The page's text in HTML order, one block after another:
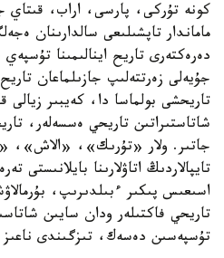
كونە تۇركى، پارسى، اراب، قىتاي
ماماندار تاپشىلىعى سالدارىنان
دەرەكتەرى تاريح اينالىمىنا
جۇيەلى زەرتتەلىپ جازىلماعان
تاريحشى بولماسا دا، كەيبىر زيالى
شاتاستىراتىن تاريحي ەسسەلەر،
جاتىر. ولار «تۇرىك»، «الاش»،
تايپالاردىڭ اتاۋلارىنا بايلانىستى
اسىعىس پىكىر ءبىلدىرىپ،
تاريحي فاكتىلەر ودان سايىن
تۇسپەسىن دەسەك، تىزگىندى ناعىز